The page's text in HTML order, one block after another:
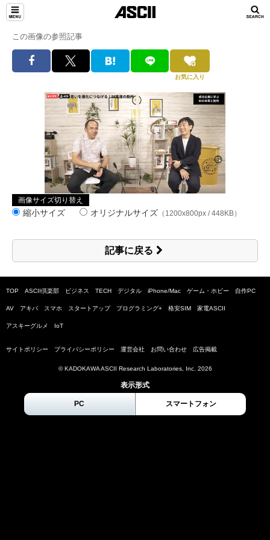
この画像の参照記事
お気に入り
画像サイズ切り替え
縮小サイズ オリジナルサイズ （1200x800px / 448KB）
記事に戻る
TOP ASCII倶楽部 ビジネス TECH デジタル iPhone/Mac ゲーム・ホビー 自作PC
AV アキバ スマホ スタートアップ プログラミング+ 格安SIM 家電ASCII
アスキーグルメ IoT
サイトポリシー プライバシーポリシー 運営会社 お問い合わせ 広告掲載
© KADOKAWA ASCII Research Laboratories, Inc. 2026
表示形式
PC スマートフォン